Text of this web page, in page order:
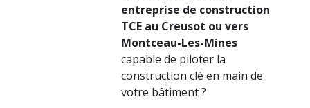
entreprise de construction
TCE au Creusot ou vers
Montceau-Les-Mines
capable de piloter la
construction clé en main de
votre bâtiment ?